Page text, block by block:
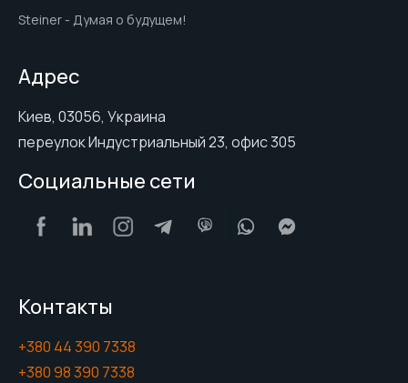
Steiner - Думая о будущем!
Адрес
Киев, 03056, Украина
переулок Индустриальный 23, офис 305
Социальные сети
Контакты
+380 44 390 7338
+380 98 390 7338